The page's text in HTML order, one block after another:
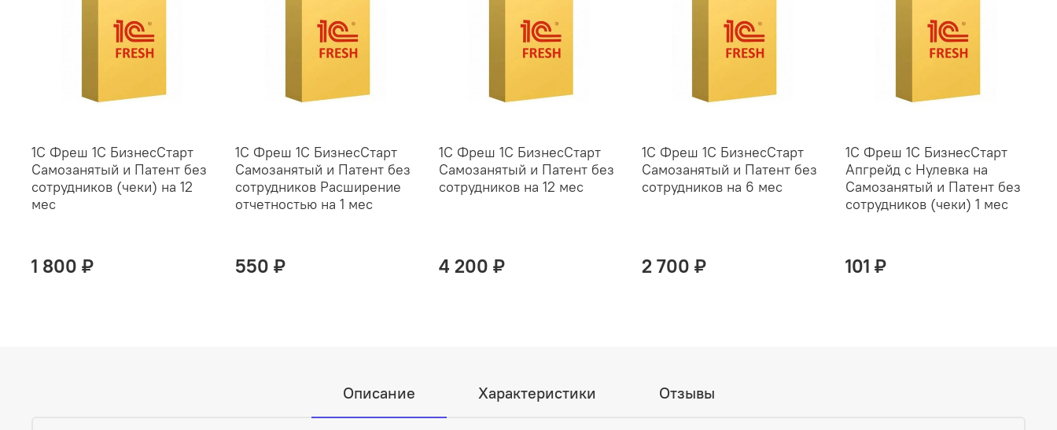
1С Фреш 1С БизнесСтарт
Самозанятый и Патент без
сотрудников (чеки) на 12
мес
1 800 ₽
1С Фреш 1С БизнесСтарт
Самозанятый и Патент без
сотрудников Расширение
отчетностью на 1 мес
550 ₽
1С Фреш 1С БизнесСтарт
Самозанятый и Патент без
сотрудников на 12 мес
4 200 ₽
1С Фреш 1С БизнесСтарт
Самозанятый и Патент без
сотрудников на 6 мес
2 700 ₽
1С Фреш 1С БизнесСтарт
Апгрейд с Нулевка на
Самозанятый и Патент без
сотрудников (чеки) 1 мес
101 ₽
Описание Характеристики Отзывы